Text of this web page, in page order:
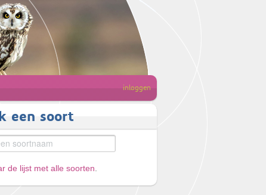
inloggen
een soort
de lijst met alle soorten